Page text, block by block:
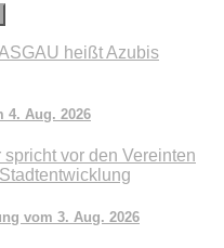
heißt Azubis
4. Aug. 2026
vor den Vereinten
vom 3. Aug. 2026